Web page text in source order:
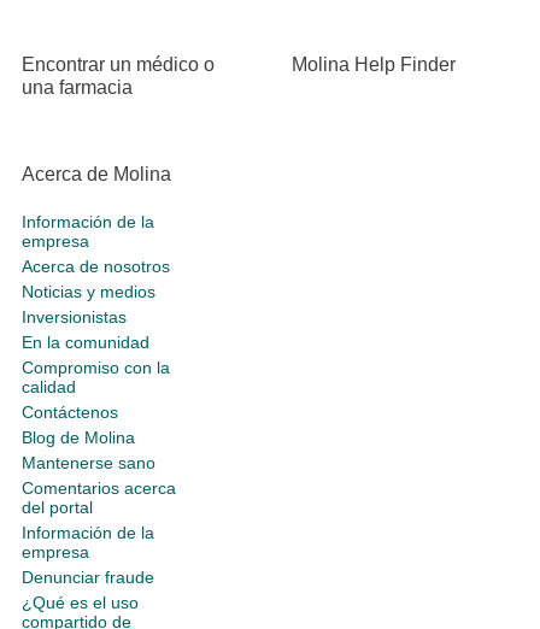
Encontrar un médico o
una farmacia
Molina Help Finder
Acerca de Molina
Información de la
empresa
Acerca de nosotros
Noticias y medios
Inversionistas
En la comunidad
Compromiso con la
calidad
Contáctenos
Blog de Molina
Mantenerse sano
Comentarios acerca
del portal
Información de la
empresa
Denunciar fraude
¿Qué es el uso
compartido de